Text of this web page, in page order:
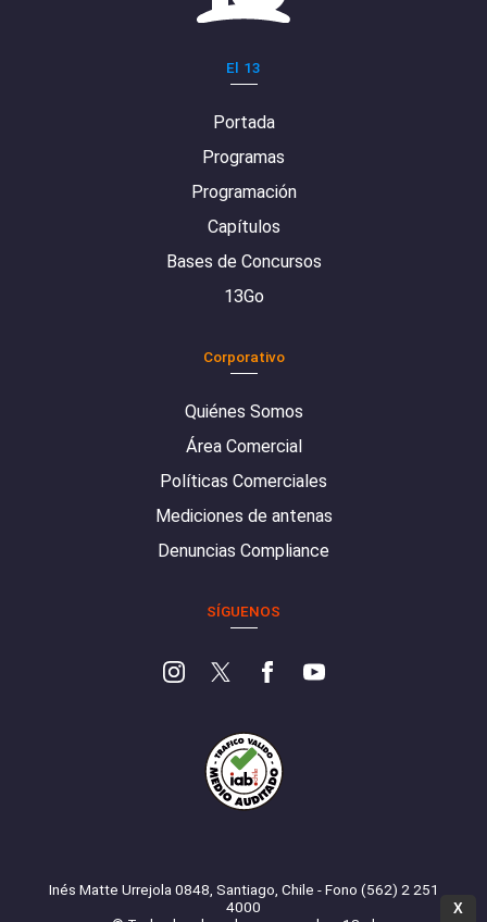
El 13
Portada
Programas
Programación
Capítulos
Bases de Concursos
13Go
Corporativo
Quiénes Somos
Área Comercial
Políticas Comerciales
Mediciones de antenas
Denuncias Compliance
SÍGUENOS
Inés Matte Urrejola 0848, Santiago, Chile - Fono (562) 2 251
4000
X